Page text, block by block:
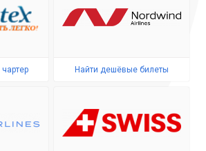
Найти дешёвые билеты